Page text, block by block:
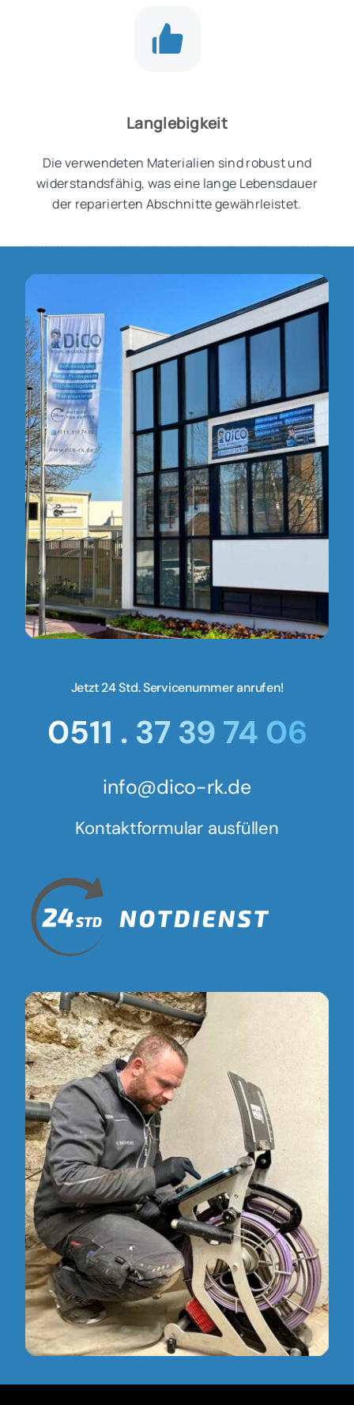
Langlebigkeit
Die verwendeten Materialien sind robust und
widerstandsfähig, was eine lange Lebensdauer
der reparierten Abschnitte gewährleistet.
Jetzt 24 Std. Servicenummer anrufen!
0511 . 37 39 74 06
info@dico-rk.de
Kontaktformular ausfüllen